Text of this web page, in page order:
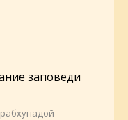
заповеди